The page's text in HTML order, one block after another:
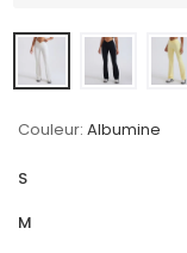
Couleur: Albumine
S
M